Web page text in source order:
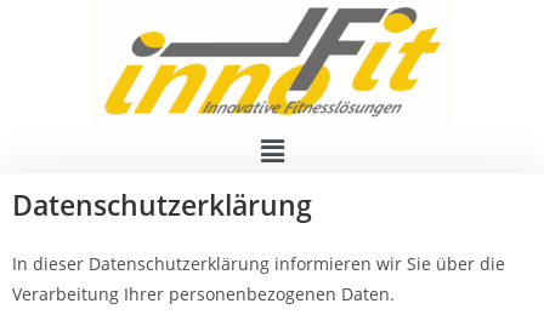
Datenschutzerklärung
In dieser Datenschutzerklärung informieren wir Sie über die
Verarbeitung Ihrer personenbezogenen Daten.